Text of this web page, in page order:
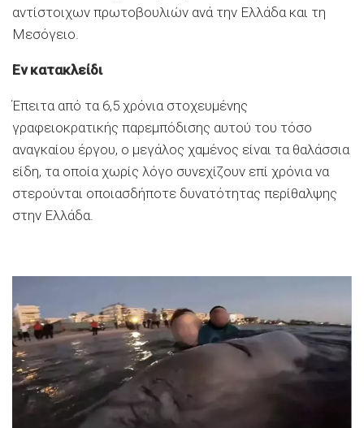
αντίστοιχων πρωτοβουλιών ανά την Ελλάδα και τη
Μεσόγειο.
Εν κατακλείδι
Έπειτα από τα 6,5 χρόνια στοχευμένης
γραφειοκρατικής παρεμπόδισης αυτού του τόσο
αναγκαίου έργου, ο μεγάλος χαμένος είναι τα θαλάσσια
είδη, τα οποία χωρίς λόγο συνεχίζουν επί χρόνια να
στερούνται οποιασδήποτε δυνατότητας περίθαλψης
στην Ελλάδα.